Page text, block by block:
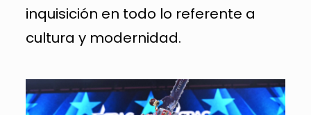
inquisición en todo lo referente a
cultura y modernidad.